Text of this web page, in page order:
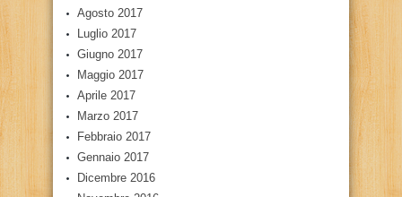
Agosto 2017
Luglio 2017
Giugno 2017
Maggio 2017
Aprile 2017
Marzo 2017
Febbraio 2017
Gennaio 2017
Dicembre 2016